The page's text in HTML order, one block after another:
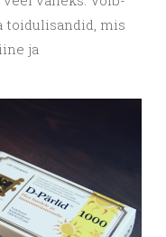
toidulisandid, mis
ja